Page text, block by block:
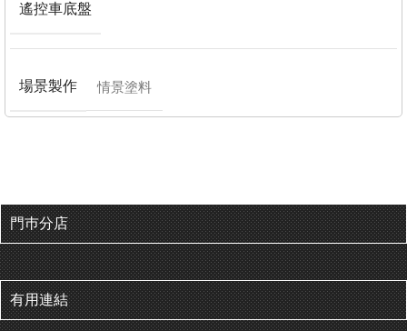
遙控車底盤
場景製作 情景塗料
門巿分店
有用連結